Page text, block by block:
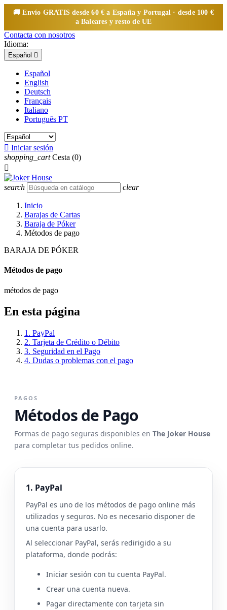
🚚 Envío GRATISdesde 60 € a España y Portugal · desde 100 €
a Baleares y resto de UE
Contacta con nosotros
Idioma:
Español 
Español
English
Deutsch
Français
Italiano
Português PT
 Iniciar sesión
shopping_cart Cesta (0)

search clear
Inicio
Barajas de Cartas
Baraja de Póker
Métodos de pago
BARAJA DE PÓKER
Métodos de pago
métodos de pago
En esta página
1. PayPal
2. Tarjeta de Crédito o Débito
3. Seguridad en el Pago
4. Dudas o problemas con el pago
PAGOS
Métodos de Pago
Formas de pago seguras disponibles en The Joker House
para completar tus pedidos online.
1. PayPal
PayPal es uno de los métodos de pago online más
utilizados y seguros. No es necesario disponer de
una cuenta para usarlo.
Al seleccionar PayPal, serás redirigido a su
plataforma, donde podrás:
Iniciar sesión con tu cuenta PayPal.
Crear una cuenta nueva.
Pagar directamente con tarjeta sin